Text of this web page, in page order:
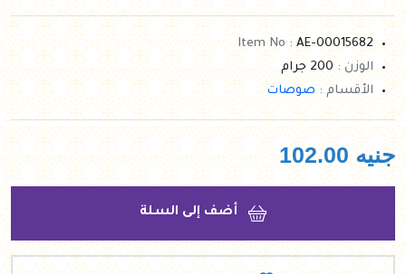
Item No :AE-00015682
الوزن :200 جرام
الأقسام : صوصات
جنيه 102.00
أضف إلى السلة